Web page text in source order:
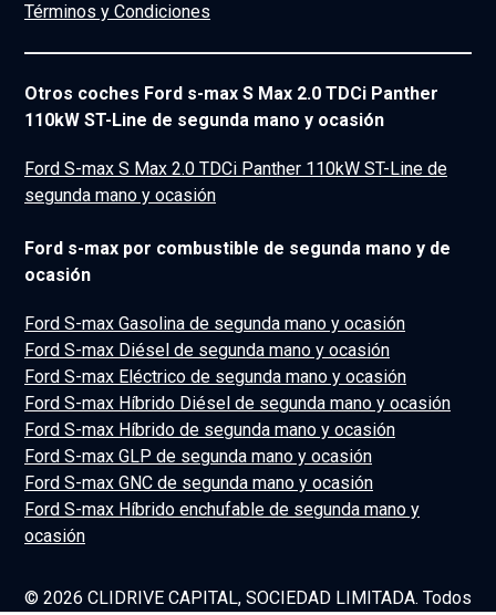
Términos y Condiciones
Otros coches Ford s-max S Max 2.0 TDCi Panther
110kW ST-Line de segunda mano y ocasión
Ford S-max S Max 2.0 TDCi Panther 110kW ST-Line de
segunda mano y ocasión
Ford s-max por combustible de segunda mano y de
ocasión
Ford S-max Gasolina de segunda mano y ocasión
Ford S-max Diésel de segunda mano y ocasión
Ford S-max Eléctrico de segunda mano y ocasión
Ford S-max Híbrido Diésel de segunda mano y ocasión
Ford S-max Híbrido de segunda mano y ocasión
Ford S-max GLP de segunda mano y ocasión
Ford S-max GNC de segunda mano y ocasión
Ford S-max Híbrido enchufable de segunda mano y
ocasión
© 2026 CLIDRIVE CAPITAL, SOCIEDAD LIMITADA. Todos